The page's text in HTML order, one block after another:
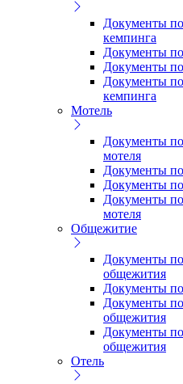
Документы
кемпинга
Документы по
Документы
Документы
кемпинга
Мотель
Документы
мотеля
Документы по
Документы
Документы
мотеля
Общежитие
Документы
общежития
Документы
Документы
общежития
Документы
общежития
Отель